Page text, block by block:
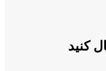
کنید